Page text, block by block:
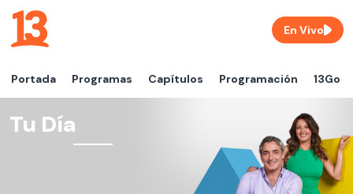
Portada Programas Capítulos Programación 13Go
En Vivo
Tu Día